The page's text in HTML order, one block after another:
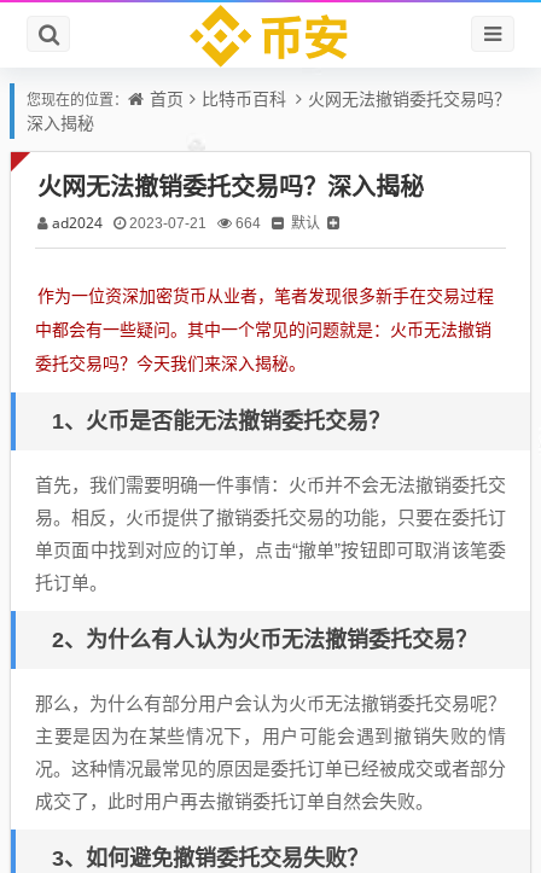
您现在的位置： 首页 比特币百科
火网无法撤销委托交易吗？
深入揭秘
火网无法撤销委托交易吗？深入揭秘
ad2024 2023-07-21 664 默认
作为一位资深加密货币从业者，笔者发现很多新手在交易过程
中都会有一些疑问。其中一个常见的问题就是：火币无法撤销
委托交易吗？今天我们来深入揭秘。
1、火币是否能无法撤销委托交易？
首先，我们需要明确一件事情：火币并不会无法撤销委托交
易。相反，火币提供了撤销委托交易的功能，只要在委托订
单页面中找到对应的订单，点击“撤单”按钮即可取消该笔委
托订单。
2、为什么有人认为火币无法撤销委托交易？
那么，为什么有部分用户会认为火币无法撤销委托交易呢？
主要是因为在某些情况下，用户可能会遇到撤销失败的情
况。这种情况最常见的原因是委托订单已经被成交或者部分
成交了，此时用户再去撤销委托订单自然会失败。
3、如何避免撤销委托交易失败？